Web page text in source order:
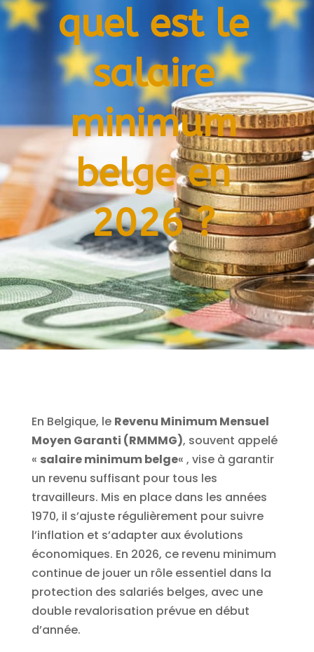
quel est le
salaire
minimum
belge en
2026 ?
En Belgique, le Revenu Minimum Mensuel
Moyen Garanti (RMMMG), souvent appelé
« salaire minimum belge« , vise à garantir
un revenu suffisant pour tous les
travailleurs. Mis en place dans les années
1970, il s’ajuste régulièrement pour suivre
l’inflation et s’adapter aux évolutions
économiques. En 2026, ce revenu minimum
continue de jouer un rôle essentiel dans la
protection des salariés belges, avec une
double revalorisation prévue en début
d’année.